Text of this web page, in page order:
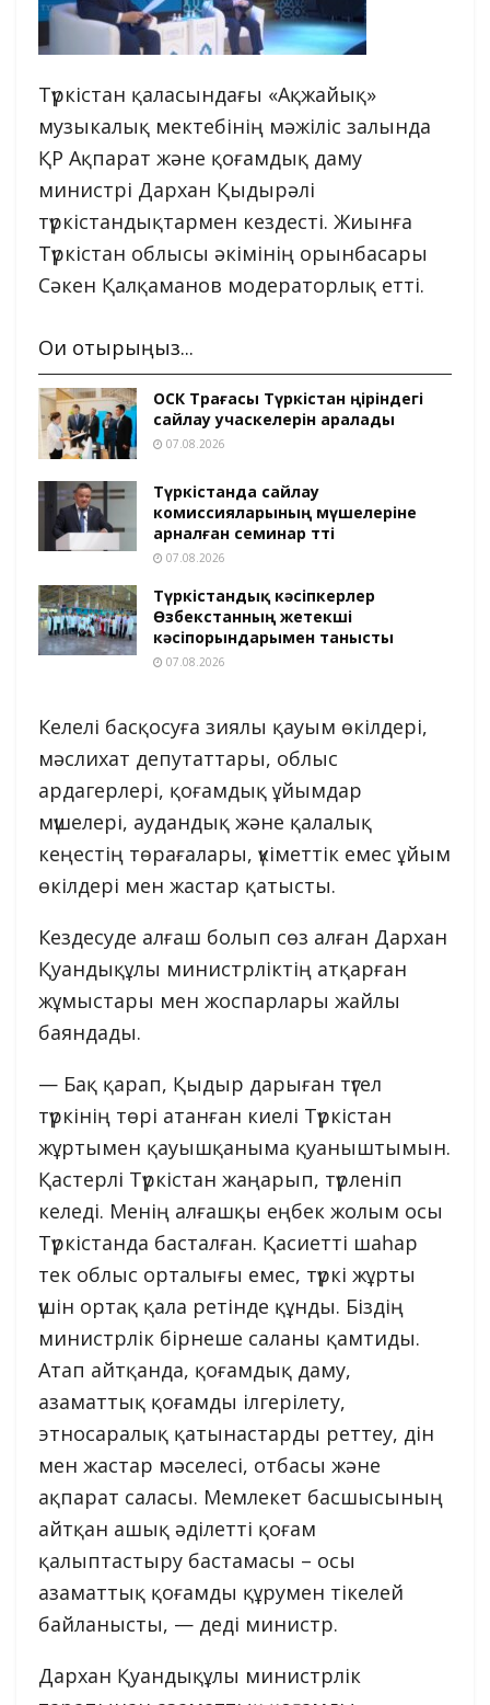
Түркістан қаласындағы «Ақжайық»
музыкалық мектебінің мәжіліс залында
ҚР Ақпарат және қоғамдық даму
министрі Дархан Қыдырәлі
түркістандықтармен кездесті. Жиынға
Түркістан облысы әкімінің орынбасары
Сәкен Қалқаманов модераторлық етті.
Оқи отырыңыз...
ОСК Төрағасы Түркістан өңіріндегі
сайлау учаскелерін аралады
07.08.2026
Түркістанда сайлау
комиссияларының мүшелеріне
арналған семинар өтті
07.08.2026
Түркістандық кәсіпкерлер
Өзбекстанның жетекші
кәсіпорындарымен танысты
07.08.2026
Келелі басқосуға зиялы қауым өкілдері,
мәслихат депутаттары, облыс
ардагерлері, қоғамдық ұйымдар
мүшелері, аудандық және қалалық
кеңестің төрағалары, үкіметтік емес ұйым
өкілдері мен жастар қатысты.
Кездесуде алғаш болып сөз алған Дархан
Қуандықұлы министрліктің атқарған
жұмыстары мен жоспарлары жайлы
баяндады.
— Бақ қарап, Қыдыр дарыған түгел
түркінің төрі атанған киелі Түркістан
жұртымен қауышқаныма қуаныштымын.
Қастерлі Түркістан жаңарып, түрленіп
келеді. Менің алғашқы еңбек жолым осы
Түркістанда басталған. Қасиетті шаһар
тек облыс орталығы емес, түркі жұрты
үшін ортақ қала ретінде құнды. Біздің
министрлік бірнеше саланы қамтиды.
Атап айтқанда, қоғамдық даму,
азаматтық қоғамды ілгерілету,
этносаралық қатынастарды реттеу, дін
мен жастар мәселесі, отбасы және
ақпарат саласы. Мемлекет басшысының
айтқан ашық әділетті қоғам
қалыптастыру бастамасы – осы
азаматтық қоғамды құрумен тікелей
байланысты, — деді министр.
Дархан Қуандықұлы министрлік